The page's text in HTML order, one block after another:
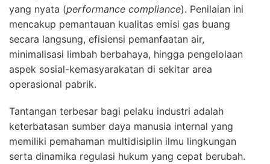
yang nyata (performance compliance). Penilaian ini
mencakup pemantauan kualitas emisi gas buang
secara langsung, efisiensi pemanfaatan air,
minimalisasi limbah berbahaya, hingga pengelolaan
aspek sosial-kemasyarakatan di sekitar area
operasional pabrik.
Tantangan terbesar bagi pelaku industri adalah
keterbatasan sumber daya manusia internal yang
memiliki pemahaman multidisiplin ilmu lingkungan
serta dinamika regulasi hukum yang cepat berubah.